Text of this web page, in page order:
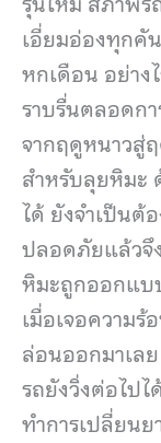
เอี่ยมอ่องทุกคั
หกเดือน อย่าง
ราบรื่นตลอดก
จากฤดูหนาวสู่
สำหรับลุยหิมะ
ได้ ยังจำเป็นต้
ปลอดภัยแล้วจึ
หิมะถูกออกแบ
เมื่อเจอความ
ล่อนออกมาเล
รถยังวิ่งต่อไป
ทำการเปลี่ยน